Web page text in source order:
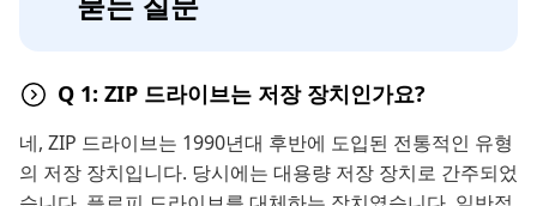
Q 1: ZIP 드라이브는 저장 장치인가요?
네, ZIP 드라이브는 1990년대 후반에 도입된 전통적인 유형
의 저장 장치입니다. 당시에는 대용량 저장 장치로 간주되었